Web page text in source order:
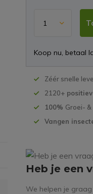
Koop nu, betaal
Zéér snelle
2120+
100% Groei-
Vangen
Heb je een
We helpen je